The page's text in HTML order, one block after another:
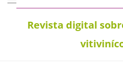
Revista digital